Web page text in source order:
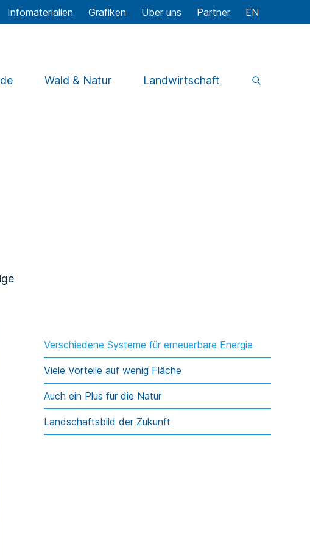
Infomaterialien Grafiken Über uns Partner EN
Wald & Natur Landwirtschaft
Verschiedene Systeme für erneuerbare Energie
Viele Vorteile auf wenig Fläche
Auch ein Plus für die Natur
Landschaftsbild der Zukunft